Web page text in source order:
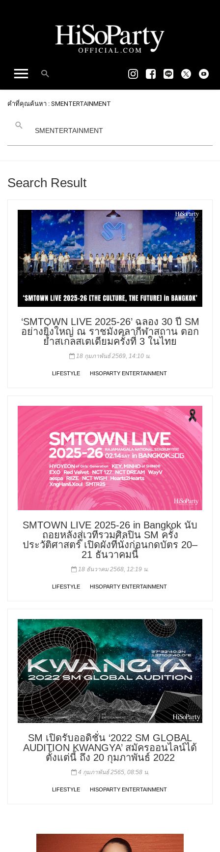
คำที่คุณค้นหา : SMENTERTAINMENT
Search Result
‘SMTOWN LIVE 2025-26’ ฉลอง 30 ปี SM
อย่างยิ่งใหญ่ ณ ราชมังคลากีฬาสถาน ตอก
ย้ำสเกลสเตเดียมครั้งที่ 3 ในไทย
18 กุมภาพันธ์ 2569, 14:10 น.
LIFESTYLE HISOPARTY ENTERTAINMENT
SMTOWN LIVE 2025-26 in Bangkok นับ
ถอยหลังสู่เวทีรวมศิลปิน SM ครั้ง
ประวัติศาสตร์ เปิดผังที่นั่งก่อนกดบัตร 20–
21 ธันวาคมนี้
18 ธันวาคม 2568, 12:19 น.
LIFESTYLE HISOPARTY ENTERTAINMENT
SM เปิดรับออดิชั่น ‘2022 SM GLOBAL
AUDITION KWANGYA’ สมัครออนไลน์ได้
ตั้งแต่นี้ ถึง 20 กุมภาพันธ์ 2022
4 กุมภาพันธ์ 2565, 08:58 น.
LIFESTYLE HISOPARTY ENTERTAINMENT